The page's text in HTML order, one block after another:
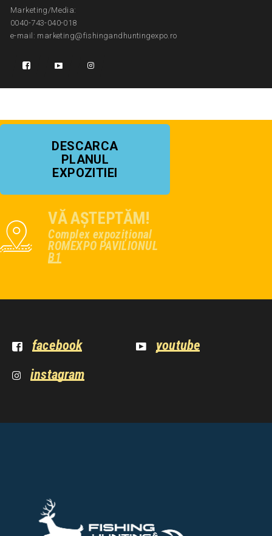
Marketing/Media:
0040-743-040-018
e-mail: marketing@fishingandhuntingexpo.ro
DESCARCA
PLANUL
EXPOZITIEI
VĂ AȘTEPTĂM!
Complex expozițional
ROMEXPO PAVILIONUL
B1
facebook
youtube
instagram